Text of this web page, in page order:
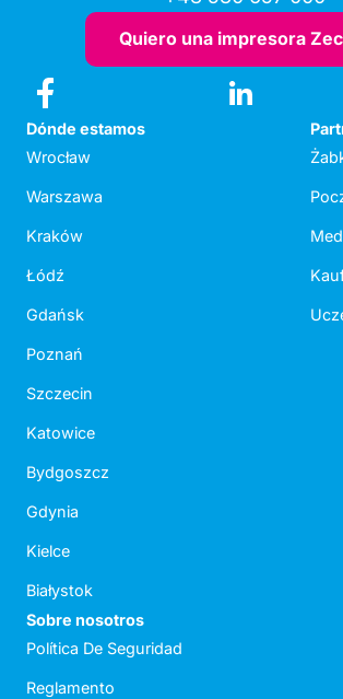
Quiero una impresora
Dónde estamos
Wrocław
Warszawa
Kraków
Łódź
Gdańsk
Poznań
Szczecin
Katowice
Bydgoszcz
Gdynia
Kielce
Białystok
Sobre nosotros
Política De Seguridad
Reglamento